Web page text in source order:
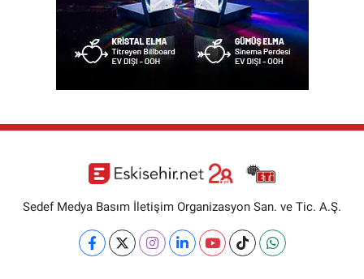
Sedef Medya Basım İletişim Organizasyon San. ve Tic. A.Ş.